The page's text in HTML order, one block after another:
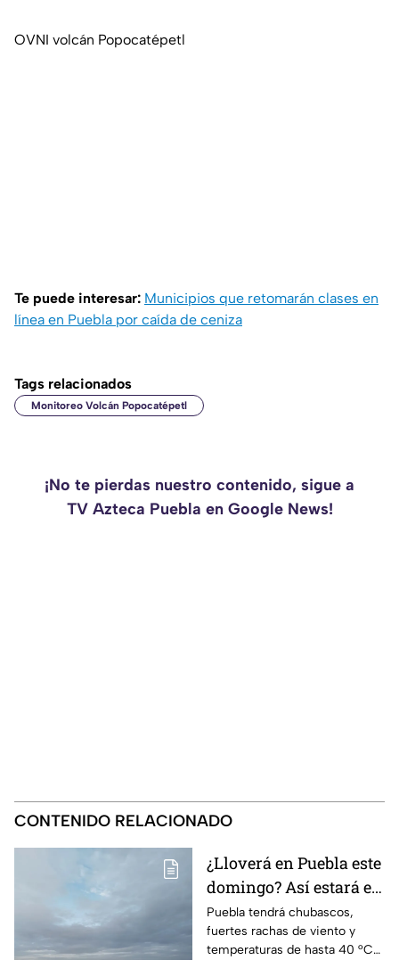
OVNI volcán Popocatépetl
Te puede interesar: Municipios que retomarán clases en
línea en Puebla por caída de ceniza
Tags relacionados
Monitoreo Volcán Popocatépetl
¡No te pierdas nuestro contenido, sigue a
TV Azteca Puebla en Google News!
CONTENIDO RELACIONADO
¿Lloverá en Puebla este
domingo? Así estará el
clima HOY 9 de agosto
Puebla tendrá chubascos,
fuertes rachas de viento y
temperaturas de hasta 40 °C